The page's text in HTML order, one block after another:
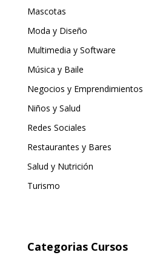
Mascotas
Moda y Diseño
Multimedia y Software
Música y Baile
Negocios y Emprendimientos
Niños y Salud
Redes Sociales
Restaurantes y Bares
Salud y Nutrición
Turismo
Categorias Cursos